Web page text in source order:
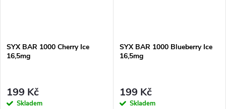
SYX BAR 1000 Cherry Ice
16,5mg
199 Kč
Skladem
SYX BAR 1000 Blueberry Ice
16,5mg
199 Kč
Skladem